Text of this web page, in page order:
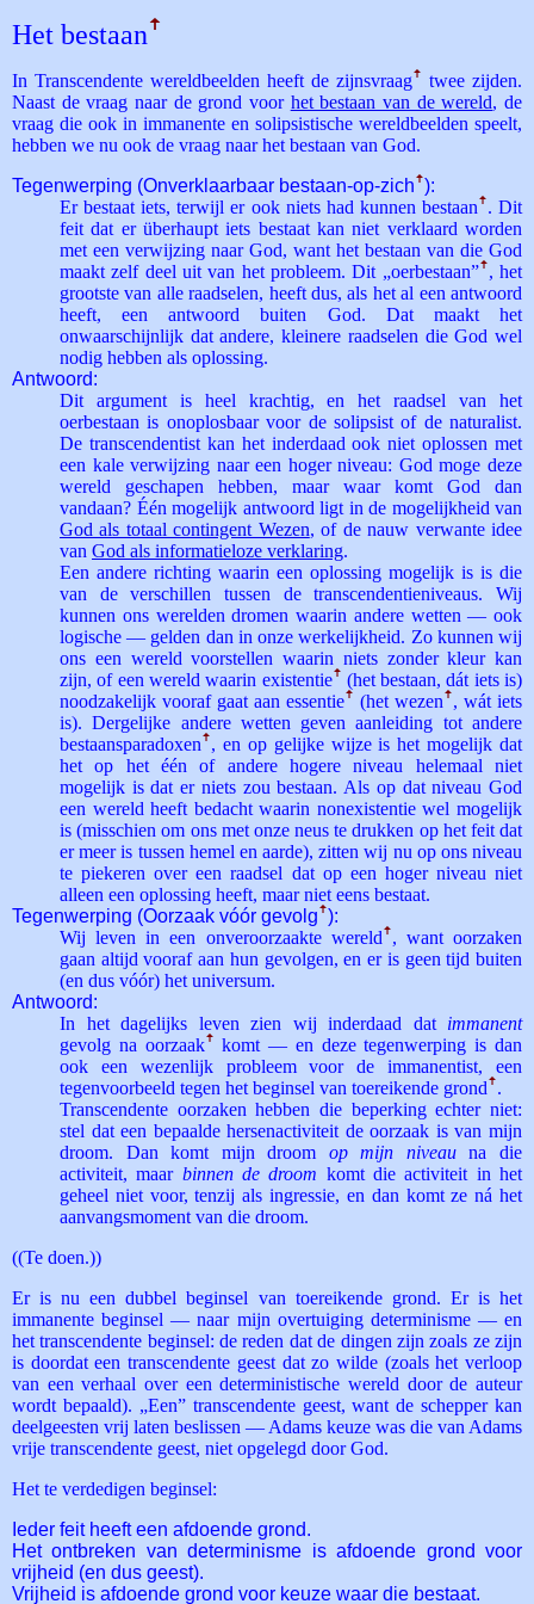
Het bestaan ꜛ
In Transcendente wereldbeelden heeft de zijnsvraagꜛ twee zijden.
Naast de vraag naar de grond voor het bestaan van de wereld, de
vraag die ook in immanente en solipsistische wereldbeelden speelt,
hebben we nu ook de vraag naar het bestaan van God.
Tegenwerping (Onverklaarbaar bestaan-op-zich ꜛ):
Er bestaat iets, terwijl er ook niets had kunnen bestaan ꜛ . Dit
feit dat er überhaupt iets bestaat kan niet verklaard worden
met een verwijzing naar God, want het bestaan van die God
maakt zelf deel uit van het probleem. Dit „oer­bestaan”ꜛ , het
grootste van alle raadselen, heeft dus, als het al een antwoord
heeft, een antwoord buiten God. Dat maakt het
onwaarschijnlijk dat andere, kleinere raadselen die God wel
nodig hebben als oplossing.
Antwoord:
Dit argument is heel krachtig, en het raadsel van het
oerbestaan is onoplosbaar voor de solipsist of de naturalist.
De transcendentist kan het inderdaad ook niet oplossen met
een kale verwijzing naar een hoger niveau: God moge deze
wereld geschapen hebben, maar waar komt God dan
vandaan? Één mogelijk antwoord ligt in de mogelijkheid van
God als totaal contingent Wezen, of de nauw verwante idee
van God als informatieloze verklaring.
Een andere richting waarin een oplossing mogelijk is is die
van de verschillen tussen de transcendentieniveaus. Wij
kunnen ons werelden dromen waarin andere wetten — ook
logische — gelden dan in onze werkelijkheid. Zo kunnen wij
ons een wereld voorstellen waarin niets zonder kleur kan
zijn, of een wereld waarin existentieꜛ (het bestaan, dát iets is)
noodzakelijk vooraf gaat aan essentieꜛ (het wezen ꜛ , wát iets
is). Dergelijke andere wetten geven aanleiding tot andere
bestaansparadoxen ꜛ , en op gelijke wijze is het mogelijk dat
het op het één of andere hogere niveau helemaal niet
mogelijk is dat er niets zou bestaan. Als op dat niveau God
een wereld heeft bedacht waarin nonexistentie wel mogelijk
is (misschien om ons met onze neus te drukken op het feit dat
er meer is tussen hemel en aarde), zitten wij nu op ons niveau
te piekeren over een raadsel dat op een hoger niveau niet
alleen een oplossing heeft, maar niet eens bestaat.
Tegenwerping (Oorzaak vóór gevolg ꜛ):
Wij leven in een onveroorzaakte wereld ꜛ , want oorzaken
gaan altijd vooraf aan hun gevolgen, en er is geen tijd buiten
(en dus vóór) het universum.
Antwoord:
In het dagelijks leven zien wij inderdaad dat immanent
gevolg na oorzaakꜛ komt — en deze tegenwerping is dan
ook een wezenlijk probleem voor de immanentist, een
tegenvoorbeeld tegen het beginsel van toereikende grond ꜛ .
Transcendente oorzaken hebben die beperking echter niet:
stel dat een bepaalde hersenactiviteit de oorzaak is van mijn
droom. Dan komt mijn droom op mijn niveauna die
activiteit, maar binnen de droom komt die activiteit in het
geheel niet voor, tenzij als ingressie, en dan komt ze ná het
aanvangsmoment van die droom.
((Te doen.))
Er is nu een dubbel beginsel van toereikende grond. Er is het
immanente beginsel — naar mijn overtuiging determinisme — en
het transcendente beginsel: de reden dat de dingen zijn zoals ze zijn
is doordat een transcendente geest dat zo wilde (zoals het verloop
van een verhaal over een deterministische wereld door de auteur
wordt bepaald). „Een” transcendente geest, want de schepper kan
deelgeesten vrij laten beslissen — Adams keuze was die van Adams
vrije transcendente geest, niet opgelegd door God.
Het te verdedigen beginsel:
Ieder feit heeft een afdoende grond.
Het ontbreken van determinisme is afdoende grond voor
vrijheid (en dus geest).
Vrijheid is afdoende grond voor keuze waar die bestaat.